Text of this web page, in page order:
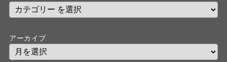
アーカイブ